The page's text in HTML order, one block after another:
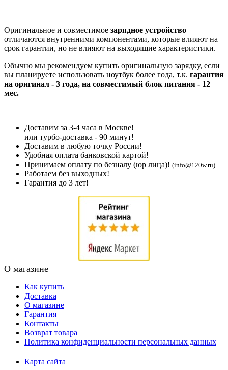
Оригинальное и совместимое зарядное устройство
отличаются внутренними компонентами, которые влияют на
срок гарантии, но не влияют на выходящие характеристики.
Обычно мы рекомендуем купить оригинальную зарядку, если
вы планируете использовать ноутбук более года, т.к. гарантия
на оригинал - 3 года, на совместимый блок питания - 12
мес.
Доставим за 3-4 часа в Москве!
или турбо-доставка - 90 минут!
Доставим в любую точку России!
Удобная оплата банковской картой!
Принимаем оплату по безналу (юр лица)! (info@120w.ru)
Работаем без выходных!
Гарантия до 3 лет!
О магазине
Как купить
Доставка
О магазине
Гарантия
Контакты
Возврат товара
Политика конфиденциальности персональных данных
Карта сайта